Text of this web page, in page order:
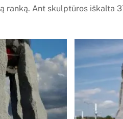
ranką. Ant skulptūros iškalta